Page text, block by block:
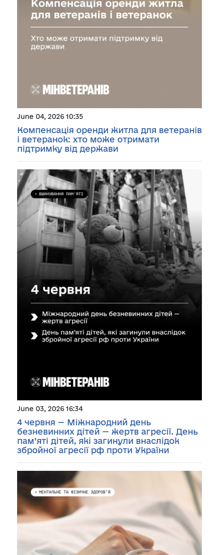
June 04, 2026 10:35
Компенсація оренди житла для ветеранів
і ветеранок: хто може отримати
підтримку від держави
June 03, 2026 16:34
4 червня — Міжнародний день
безневинних дітей — жертв агресії. День
пам’яті дітей, які загинули внаслідок
збройної агресії рф проти України